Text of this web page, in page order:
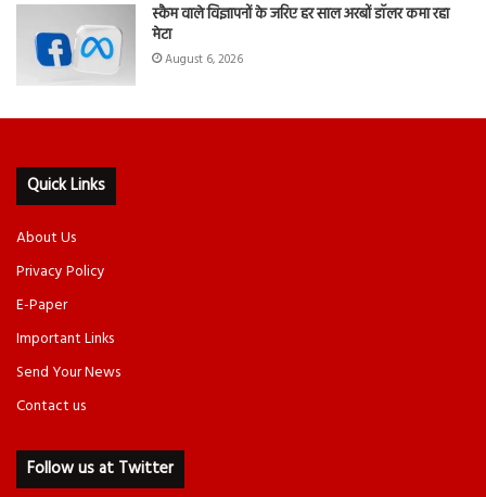
स्कैम वाले विज्ञापनों के जरिए हर साल अरबों डॉलर कमा रहा
मेटा
August 6, 2026
Quick Links
About Us
Privacy Policy
E-Paper
Important Links
Send Your News
Contact us
Follow us at Twitter